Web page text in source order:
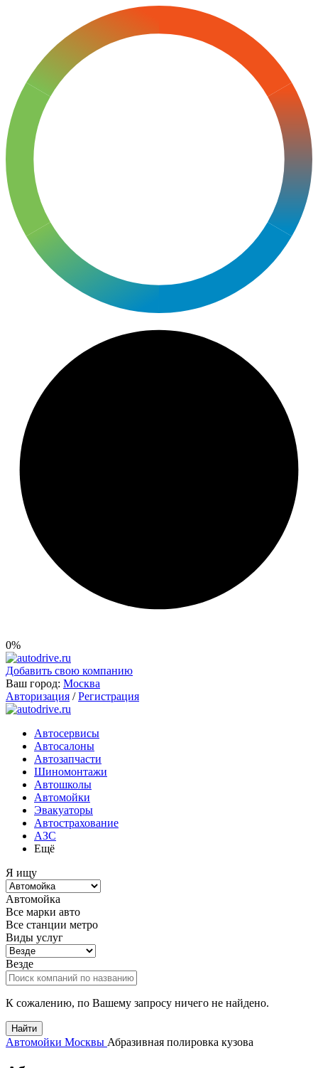
0%
Добавить свою компанию
Ваш город: Москва
Авторизация / Регистрация
Автосервисы
Автосалоны
Автозапчасти
Шиномонтажи
Автошколы
Автомойки
Эвакуаторы
Автострахование
АЗС
Ещё
Я ищу
Автомойка
Все марки авто
Все станции метро
Виды услуг
Везде
К сожалению, по Вашему запросу ничего не найдено.
Найти
Автомойки Москвы Абразивная полировка кузова